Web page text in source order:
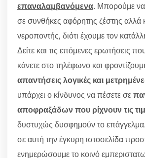
επαναλαμβανόμενα. Μπορούμε να
σε συνθήκες αφόρητης ζέστης αλλά
νεροποντής, διότι έχουμε τον
Δείτε και τις επόμενες ερωτήσεις
κάνετε στο τηλέφωνο και
απαντήσεις λογικές και
υπάρχει ο κίνδυνος να πέσετε σε
αποφραξάδων που ρίχνουν τις
δυστυχώς δυσφημούν το
σε αυτή την έγκυρη ιστοσελίδα
ενημερώσουμε το κοινό